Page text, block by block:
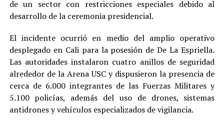
de un sector con restricciones especiales debido al
desarrollo de la ceremonia presidencial.
El incidente ocurrió en medio del amplio operativo
desplegado en Cali para la posesión de De La Espriella.
Las autoridades instalaron cuatro anillos de seguridad
alrededor de la Arena USC y dispusieron la presencia de
cerca de 6.000 integrantes de las Fuerzas Militares y
5.100 policías, además del uso de drones, sistemas
antidrones y vehículos especializados de vigilancia.